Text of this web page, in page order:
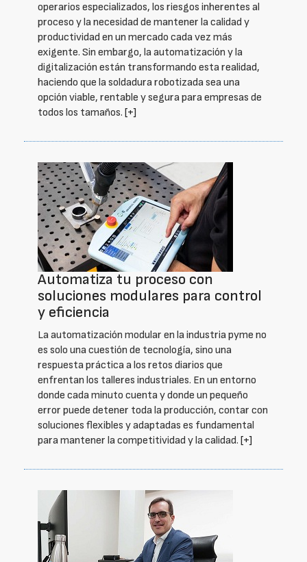
operarios especializados, los riesgos inherentes al
proceso y la necesidad de mantener la calidad y
productividad en un mercado cada vez más
exigente. Sin embargo, la automatización y la
digitalización están transformando esta realidad,
haciendo que la soldadura robotizada sea una
opción viable, rentable y segura para empresas de
todos los tamaños. [+]
Automatiza tu proceso con
soluciones modulares para control
y eficiencia
La automatización modular en la industria pyme no
es solo una cuestión de tecnología, sino una
respuesta práctica a los retos diarios que
enfrentan los talleres industriales. En un entorno
donde cada minuto cuenta y donde un pequeño
error puede detener toda la producción, contar con
soluciones flexibles y adaptadas es fundamental
para mantener la competitividad y la calidad. [+]